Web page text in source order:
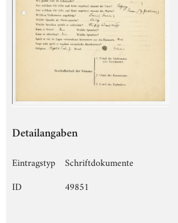
Detailangaben
Eintragstyp
Schriftdokumente
ID
49851